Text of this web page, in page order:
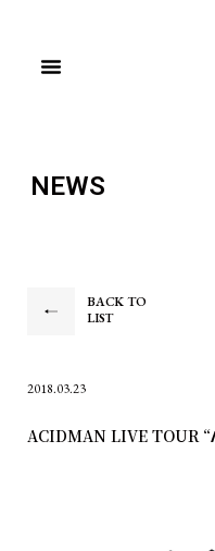
NEWS
BACK TO
LIST
2018.03.23
ACIDMAN LIVE TOUR